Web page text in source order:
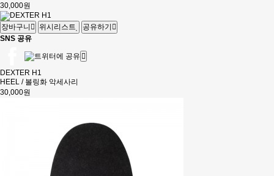
30,000원
장바구니 위시리스트
공유하기
SNS 공유
DEXTER H1
HEEL / 볼링화 악세사리
30,000원